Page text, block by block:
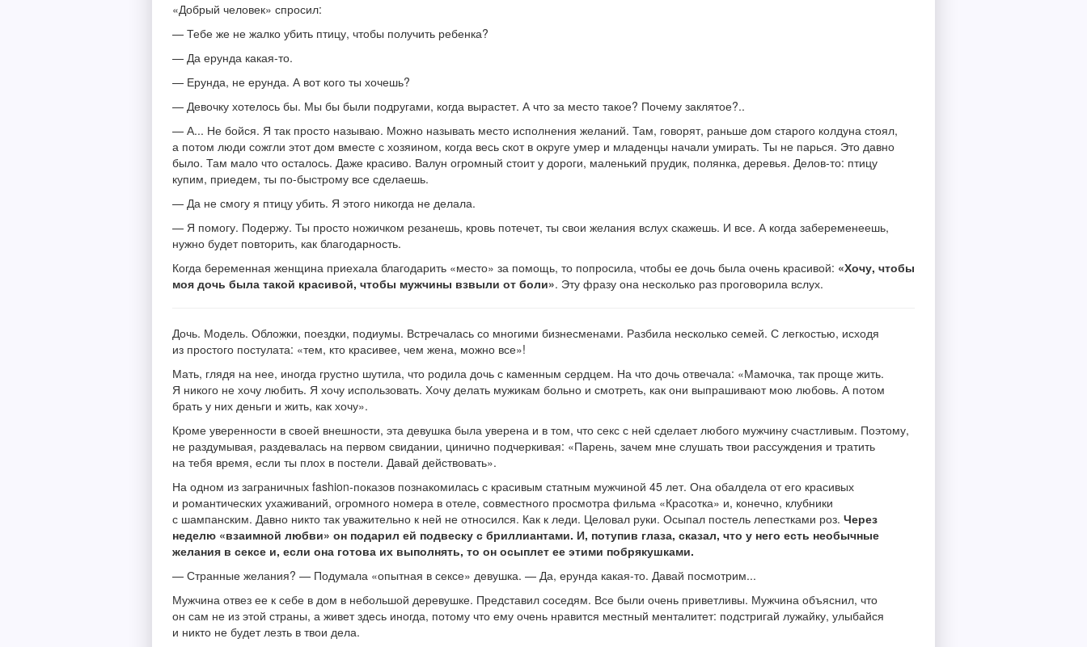
«Добрый человек» спросил:
— Тебе же не жалко убить птицу, чтобы получить ребенка?
— Да ерунда какая-то.
— Ерунда, не ерунда. А вот кого ты хочешь?
— Девочку хотелось бы. Мы бы были подругами, когда вырастет. А что за место такое? Почему заклятое?..
— А... Не бойся. Я так просто называю. Можно называть место исполнения желаний. Там, говорят, раньше дом старого колдуна стоял,
а потом люди сожгли этот дом вместе с хозяином, когда весь скот в округе умер и младенцы начали умирать. Ты не парься. Это давно
было. Там мало что осталось. Даже красиво. Валун огромный стоит у дороги, маленький прудик, полянка, деревья. Делов-то: птицу
купим, приедем, ты по-быстрому все сделаешь.
— Да не смогу я птицу убить. Я этого никогда не делала.
— Я помогу. Подержу. Ты просто ножичком резанешь, кровь потечет, ты свои желания вслух скажешь. И все. А когда забеременеешь,
нужно будет повторить, как благодарность.
Когда беременная женщина приехала благодарить «место» за помощь, то попросила, чтобы ее дочь была очень красивой: «Хочу, чтобы
моя дочь была такой красивой, чтобы мужчины взвыли от боли». Эту фразу она несколько раз проговорила вслух.
Дочь. Модель. Обложки, поездки, подиумы. Встречалась со многими бизнесменами. Разбила несколько семей. С легкостью, исходя
из простого постулата: «тем, кто красивее, чем жена, можно все»!
Мать, глядя на нее, иногда грустно шутила, что родила дочь с каменным сердцем. На что дочь отвечала: «Мамочка, так проще жить.
Я никого не хочу любить. Я хочу использовать. Хочу делать мужикам больно и смотреть, как они выпрашивают мою любовь. А потом
брать у них деньги и жить, как хочу».
Кроме уверенности в своей внешности, эта девушка была уверена и в том, что секс с ней сделает любого мужчину счастливым. Поэтому,
не раздумывая, раздевалась на первом свидании, цинично подчеркивая: «Парень, зачем мне слушать твои рассуждения и тратить
на тебя время, если ты плох в постели. Давай действовать».
На одном из заграничных fashion-показов познакомилась с красивым статным мужчиной 45 лет. Она обалдела от его красивых
и романтических ухаживаний, огромного номера в отеле, совместного просмотра фильма «Красотка» и, конечно, клубники
с шампанским. Давно никто так уважительно к ней не относился. Как к леди. Целовал руки. Осыпал постель лепестками роз. Через
неделю «взаимной любви» он подарил ей подвеску с бриллиантами. И, потупив глаза, сказал, что у него есть необычные
желания в сексе и, если она готова их выполнять, то он осыплет ее этими побрякушками.
— Странные желания? — Подумала «опытная в сексе» девушка. — Да, ерунда какая-то. Давай посмотрим...
Мужчина отвез ее к себе в дом в небольшой деревушке. Представил соседям. Все были очень приветливы. Мужчина объяснил, что
он сам не из этой страны, а живет здесь иногда, потому что ему очень нравится местный менталитет: подстригай лужайку, улыбайся
и никто не будет лезть в твои дела.